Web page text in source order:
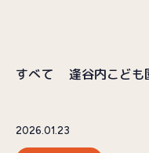
情報公開
お知らせ
すべて 逢谷内こども
2026.01.23